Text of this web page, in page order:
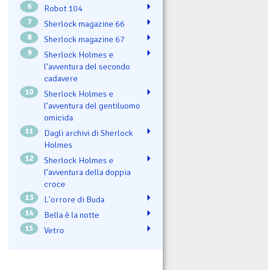
6 Robot 104
7 Sherlock magazine 66
8 Sherlock magazine 67
9
Sherlock Holmes e
l'avventura del secondo
cadavere
10
Sherlock Holmes e
l’avventura del gentiluomo
omicida
11
Dagli archivi di Sherlock
Holmes
12
Sherlock Holmes e
l’avventura della doppia
croce
13 L'orrore di Buda
14 Bella è la notte
15 Vetro